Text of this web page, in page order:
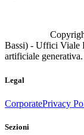
Bassi) - Uffici Viale
artificiale
Legal
CorporatePrivacy
Sezioni